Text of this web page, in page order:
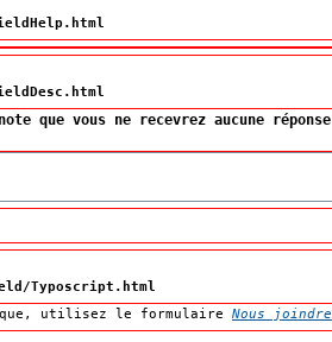
que vous ne recevrez aucune réponse
Typoscript.html
utilisez le formulaire Nous joindre